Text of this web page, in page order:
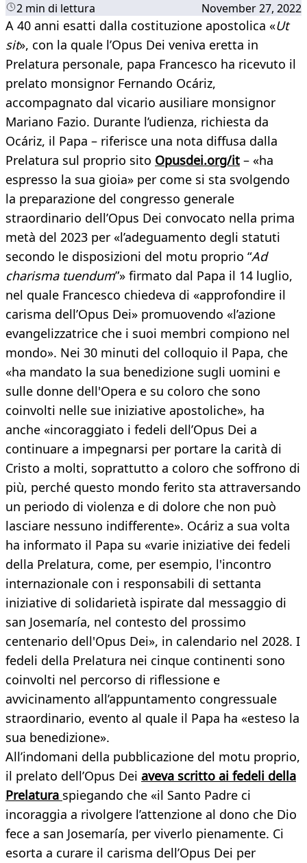
2 min di lettura November 27, 2022
A 40 anni esatti dalla costituzione apostolica «Ut
sit», con la quale l’Opus Dei veniva eretta in
Prelatura personale, papa Francesco ha ricevuto il
prelato monsignor Fernando Ocáriz,
accompagnato dal vicario ausiliare monsignor
Mariano Fazio. Durante l’udienza, richiesta da
Ocáriz, il Papa – riferisce una nota diffusa dalla
Prelatura sul proprio sito Opusdei.org/it – «ha
espresso la sua gioia» per come si sta svolgendo
la preparazione del congresso generale
straordinario dell’Opus Dei convocato nella prima
metà del 2023 per «l’adeguamento degli statuti
secondo le disposizioni del motu proprio “Ad
charisma tuendum”» firmato dal Papa il 14 luglio,
nel quale Francesco chiedeva di «approfondire il
carisma dell’Opus Dei» promuovendo «l’azione
evangelizzatrice che i suoi membri compiono nel
mondo». Nei 30 minuti del colloquio il Papa, che
«ha mandato la sua benedizione sugli uomini e
sulle donne dell'Opera e su coloro che sono
coinvolti nelle sue iniziative apostoliche», ha
anche «incoraggiato i fedeli dell’Opus Dei a
continuare a impegnarsi per portare la carità di
Cristo a molti, soprattutto a coloro che soffrono di
più, perché questo mondo ferito sta attraversando
un periodo di violenza e di dolore che non può
lasciare nessuno indifferente». Ocáriz a sua volta
ha informato il Papa su «varie iniziative dei fedeli
della Prelatura, come, per esempio, l'incontro
internazionale con i responsabili di settanta
iniziative di solidarietà ispirate dal messaggio di
san Josemaría, nel contesto del prossimo
centenario dell'Opus Dei», in calendario nel 2028. I
fedeli della Prelatura nei cinque continenti sono
coinvolti nel percorso di riflessione e
avvicinamento all’appuntamento congressuale
straordinario, evento al quale il Papa ha «esteso la
sua benedizione».
All’indomani della pubblicazione del motu proprio,
il prelato dell’Opus Dei aveva scritto ai fedeli della
Prelatura spiegando che «il Santo Padre ci
incoraggia a rivolgere l’attenzione al dono che Dio
fece a san Josemaría, per viverlo pienamente. Ci
esorta a curare il carisma dell’Opus Dei per